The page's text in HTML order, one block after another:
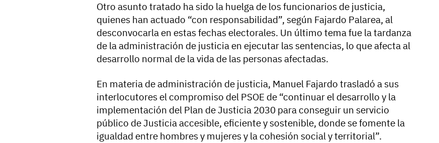
Otro asunto tratado ha sido la huelga de los funcionarios de justicia,
quienes han actuado “con responsabilidad”, según Fajardo Palarea, al
desconvocarla en estas fechas electorales. Un último tema fue la tardanza
de la administración de justicia en ejecutar las sentencias, lo que afecta al
desarrollo normal de la vida de las personas afectadas.
En materia de administración de justicia, Manuel Fajardo trasladó a sus
interlocutores el compromiso del PSOE de “continuar el desarrollo y la
implementación del Plan de Justicia 2030 para conseguir un servicio
público de Justicia accesible, eficiente y sostenible, donde se fomente la
igualdad entre hombres y mujeres y la cohesión social y territorial”.